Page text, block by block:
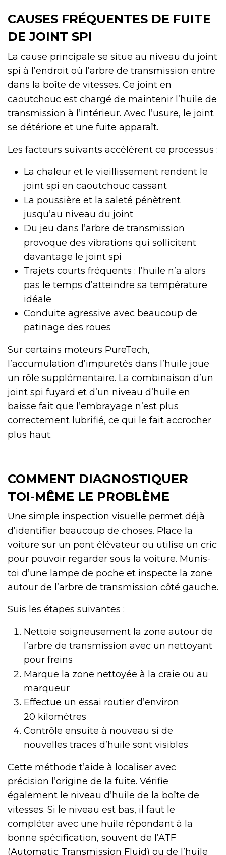
CAUSES FRÉQUENTES DE FUITE
DE JOINT SPI
La cause principale se situe au niveau du joint
spi à l’endroit où l’arbre de transmission entre
dans la boîte de vitesses. Ce joint en
caoutchouc est chargé de maintenir l’huile de
transmission à l’intérieur. Avec l’usure, le joint
se détériore et une fuite apparaît.
Les facteurs suivants accélèrent ce processus :
La chaleur et le vieillissement rendent le
joint spi en caoutchouc cassant
La poussière et la saleté pénètrent
jusqu’au niveau du joint
Du jeu dans l’arbre de transmission
provoque des vibrations qui sollicitent
davantage le joint spi
Trajets courts fréquents : l’huile n’a alors
pas le temps d’atteindre sa température
idéale
Conduite agressive avec beaucoup de
patinage des roues
Sur certains moteurs PureTech,
l’accumulation d’impuretés dans l’huile joue
un rôle supplémentaire. La combinaison d’un
joint spi fuyard et d’un niveau d’huile en
baisse fait que l’embrayage n’est plus
correctement lubrifié, ce qui le fait accrocher
plus haut.
COMMENT DIAGNOSTIQUER
TOI-MÊME LE PROBLÈME
Une simple inspection visuelle permet déjà
d’identifier beaucoup de choses. Place la
voiture sur un pont élévateur ou utilise un cric
pour pouvoir regarder sous la voiture. Munis-
toi d’une lampe de poche et inspecte la zone
autour de l’arbre de transmission côté gauche.
Suis les étapes suivantes :
Nettoie soigneusement la zone autour de
l’arbre de transmission avec un nettoyant
pour freins
Marque la zone nettoyée à la craie ou au
marqueur
Effectue un essai routier d’environ
20 kilomètres
Contrôle ensuite à nouveau si de
nouvelles traces d’huile sont visibles
Cette méthode t’aide à localiser avec
précision l’origine de la fuite. Vérifie
également le niveau d’huile de la boîte de
vitesses. Si le niveau est bas, il faut le
compléter avec une huile répondant à la
bonne spécification, souvent de l’ATF
(Automatic Transmission Fluid) ou de l’huile